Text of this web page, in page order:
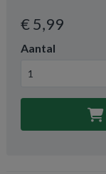
€ 5,99
Aantal